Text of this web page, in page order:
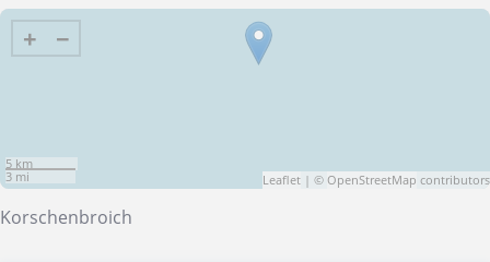
+ −
5 km
3 mi
Leaflet| © OpenStreetMap contributors
Korschenbroich